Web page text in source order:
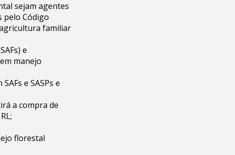
sejam agentes
pelo Código
familiar
e
manejo
e SASPs e
a compra de
florestal